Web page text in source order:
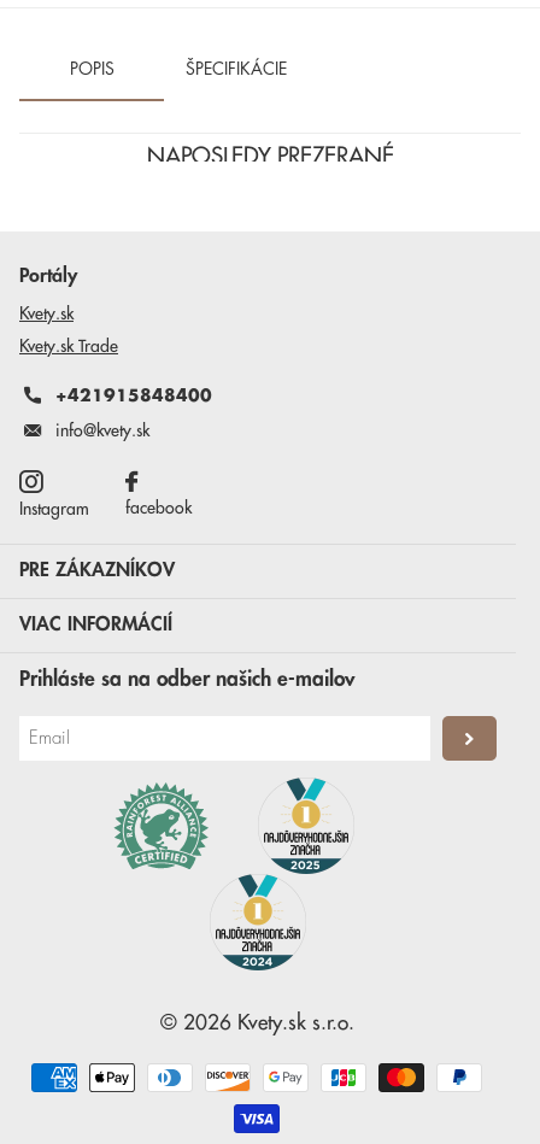
POPIS ŠPECIFIKÁCIE
NAPOSLEDY PREZERANÉ
Portály
Kvety.sk
Kvety.sk Trade
+421915848400
info@kvety.sk
Instagram facebook
PRE ZÁKAZNÍKOV
VIAC INFORMÁCIÍ
Prihláste sa na odber našich e-mailov
© 2026 Kvety.sks.r.o.